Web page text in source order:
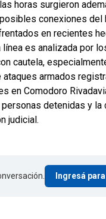
horas surgieron
conexiones del
en recientes
línea es analizada por
cautela,
armados
en Comodoro
detenidas y la
judicial.
Ingresá